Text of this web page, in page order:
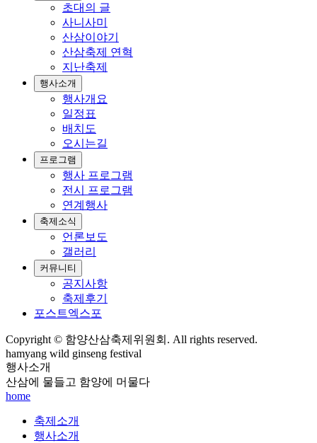
초대의 글
사니사미
산삼이야기
산삼축제 연혁
지난축제
행사소개
행사개요
일정표
배치도
오시는길
프로그램
행사 프로그램
전시 프로그램
연계행사
축제소식
언론보도
갤러리
커뮤니티
공지사항
축제후기
포스트엑스포
Copyright © 함양산삼축제위원회. All rights reserved.
hamyang wild ginseng festival
행사소개
산삼에 물들고 함양에 머물다
home
축제소개
행사소개